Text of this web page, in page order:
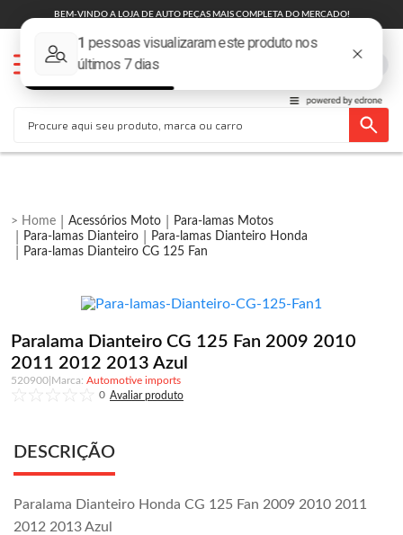
BEM-VINDO A LOJA DE AUTO PEÇAS MAIS COMPLETA DO MERCADO!
Acessórios Moto
Para-lamas Motos
Para-lamas Dianteiro
Para-lamas Dianteiro Honda
Para-lamas Dianteiro CG 125 Fan
Paralama Dianteiro CG 125 Fan 2009 2010
2011 2012 2013 Azul
520900
Automotive imports
0
DESCRIÇÃO
Paralama Dianteiro Honda CG 125 Fan 2009 2010 2011
2012 2013 Azul